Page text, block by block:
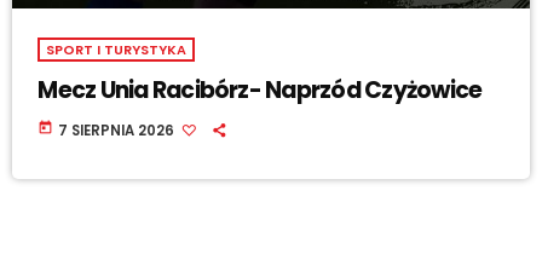
SPORT I TURYSTYKA
Mecz Unia Racibórz- Naprzód Czyżowice
today 7 SIERPNIA 2026